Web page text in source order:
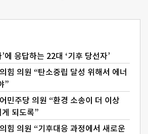
에 응답하는 22대 ‘기후 당선자’
힘 의원 “탄소중립 달성 위해서 에너
”
민주당 의원 “환경 소송이 더 이상
게 되도록”
힘 의원 “기후대응 과정에서 새로운